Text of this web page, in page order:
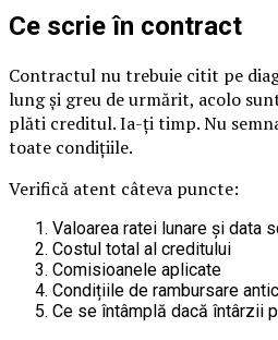
Ce scrie în contract
Contractul nu trebuie citit pe
lung și greu de urmărit, acolo
plăti creditul. Ia-ți timp. Nu
toate condițiile.
Verifică atent câteva puncte:
Valoarea ratei lunare și data
Costul total al creditului
Comisioanele aplicate
Condițiile de rambursare
Ce se întâmplă dacă întârzii